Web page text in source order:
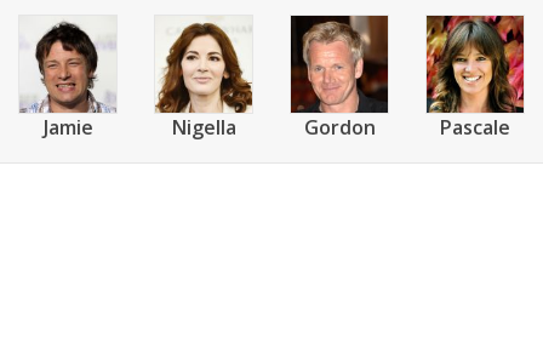
Jamie Nigella Gordon Pascale